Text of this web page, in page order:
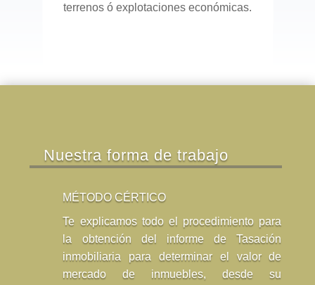
terrenos ó explotaciones económicas.
Nuestra forma de trabajo
MÉTODO CÉRTICO
Te explicamos todo el procedimiento para
la obtención del informe de Tasación
inmobiliaria para determinar el valor de
mercado de inmuebles, desde su